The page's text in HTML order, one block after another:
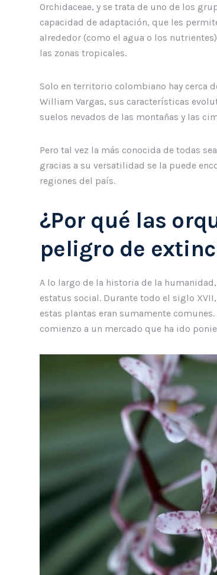
Orchidaceae, y se trata de uno de los
capacidad de adaptación, que les
alrededor (como el agua o los
las zonas tropicales.
Solo en territorio colombiano hay cerca
William Vargas, sus características
suelos nevados de las montañas y las
Pero tal vez la más conocida de todas
gracias a su versatilidad se la puede
regiones del país.
¿Por qué las
peligro de
A lo largo de la historia de la
estatus social. Durante todo el siglo
estas plantas eran sumamente
comienzo a un mercado que ha ido